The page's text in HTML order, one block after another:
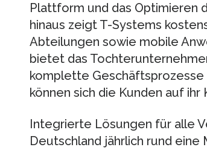
Plattform und das Optimieren
hinaus zeigt T-Systems
Abteilungen sowie mobile
bietet das
komplette
können sich die Kunden auf
Integrierte Lösungen für alle
Deutschland jährlich rund eine